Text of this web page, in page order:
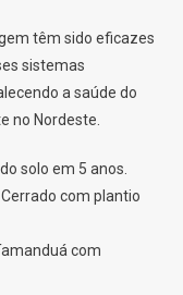
têm sido eficazes
sistemas
a saúde do
no Nordeste.
solo em 5 anos.
com plantio
com